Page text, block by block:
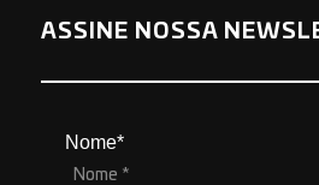
ASSINE NOSSA
Nome*